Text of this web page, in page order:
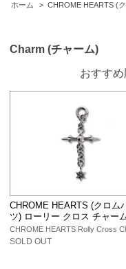
ホーム > CHROME HEARTS (
Charm (チャーム)
おすすめ
CHROME HEARTS (クロム
ツ) ローリー クロス チャー
CHROME HEARTS Rolly Cross
SOLD OUT